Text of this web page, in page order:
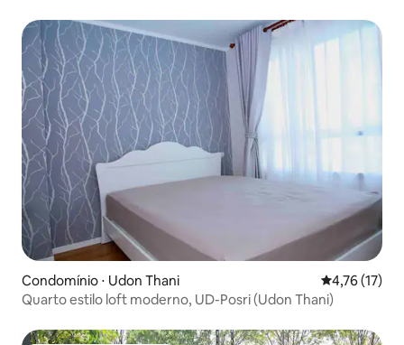
Condomínio ⋅ Udon Thani 4,76 de uma
4,76 (17)
Quarto estilo loft moderno, UD-Posri (Udon Thani)